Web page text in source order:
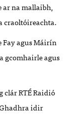
ar na mallaibh,
craoltóireachta.
Fay agus Máirín
gcomhairle agus
clár RTÉ Raidió
idir